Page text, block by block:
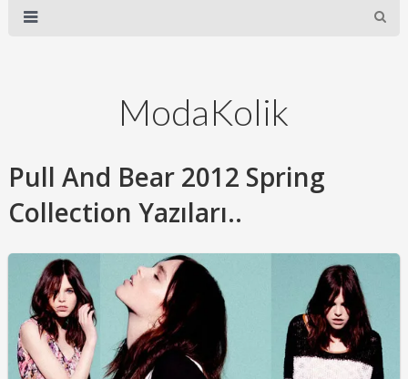
ModaKolik
Pull And Bear 2012 Spring
Collection Yazıları..